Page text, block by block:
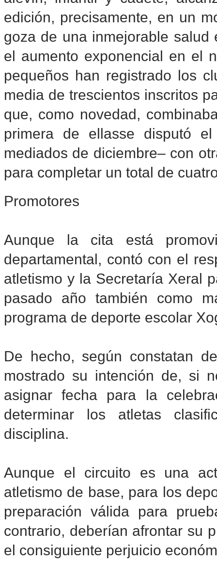
edición, precisamente, en un
goza de una inmejorable
el aumento exponencial en el
pequeños han registrado los
media de trescientos inscritos
que, como novedad,
primera de ellasse disputó
mediados de diciembre– con
para completar un total de
Promotores
Aunque la cita está
departamental, contó con el
atletismo y la Secretaría Xeral
pasado año también como
programa de deporte escolar
De hecho, según constatan
mostrado su intención de, si
asignar fecha para la
determinar los atletas
disciplina.
Aunque el circuito es una
atletismo de base, para los
preparación válida para
contrario, deberían afrontar su
el consiguiente perjuicio